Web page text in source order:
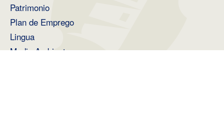
Patrimonio
Plan de Emprego
Lingua
Medio Ambiente